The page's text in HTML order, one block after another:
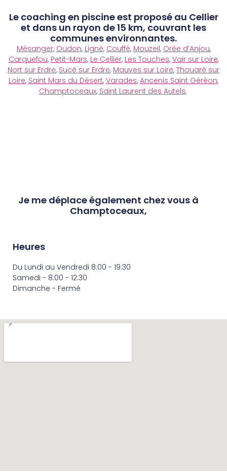
Le coaching en piscine est proposé au Cellier
et dans un rayon de 15 km, couvrant les
communes environnantes.
Mésanger, Oudon, Ligné, Couffé, Mouzeil, Orée d’Anjou,
Carquefou, Petit-Mars, Le Cellier, Les Touches, Vair sur Loire,
Nort sur Erdre, Sucé sur Erdre, Mauves sur Loire, Thouaré sur
Loire, Saint Mars du Désert, Varades, Ancenis Saint Géréon,
Champtoceaux, Saint Laurent des Autels,
Je me déplace également chez vous à
Champtoceaux,
Heures
Du Lundi au Vendredi 8:00 - 19:30
Samedi - 8:00 - 12:30
Dimanche - Fermé